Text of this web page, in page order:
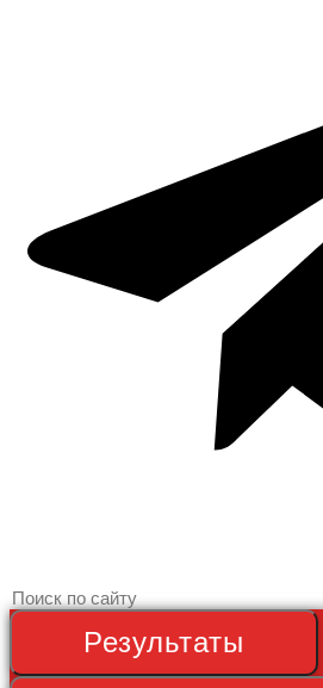
Search
...
Результаты